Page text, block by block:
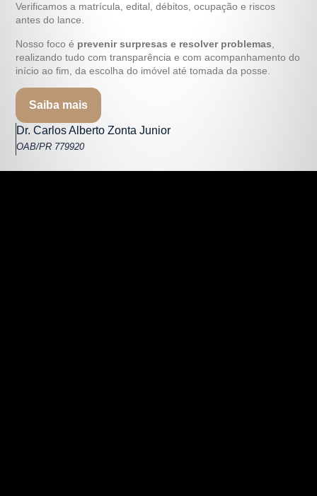
Verificamos a matrícula, edital, débitos, ocupação e riscos
antes do lance.
Nosso foco é prevenir surpresas e resolver problemas
realizando tudo com transparência e com acompanhamento do
início ao fim, da escolha do imóvel até tomada da posse.
Saiba mais
Dr. Carlos Alberto Zonta Junior
OAB/PR 779920